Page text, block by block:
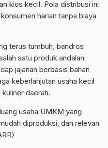
kios kecil. Pola distribusi ini
harian tanpa biaya
terus tumbuh, bandros
satu produk andalan
jajanan berbasis bahan
keberlanjutan usaha kecil
daerah.
usaha UMKM yang
diproduksi, dan relevan